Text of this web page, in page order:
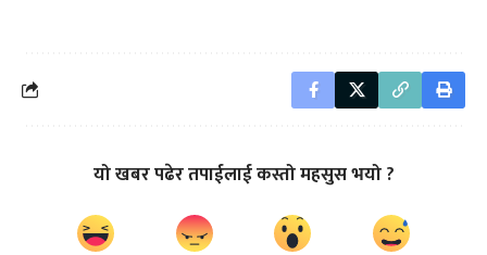
यो खबर पढेर तपाईलाई कस्तो महसुस भयो ?